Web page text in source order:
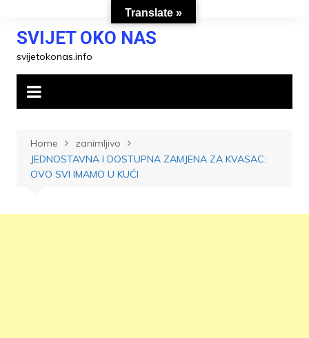
contentSVIJET OKO NAS
svijetokonas.info
Home
zanimljivo
JEDNOSTAVNA I DOSTUPNA ZAMJENA ZA KVASAC:
OVO SVI IMAMO U KUĆI
Translate »